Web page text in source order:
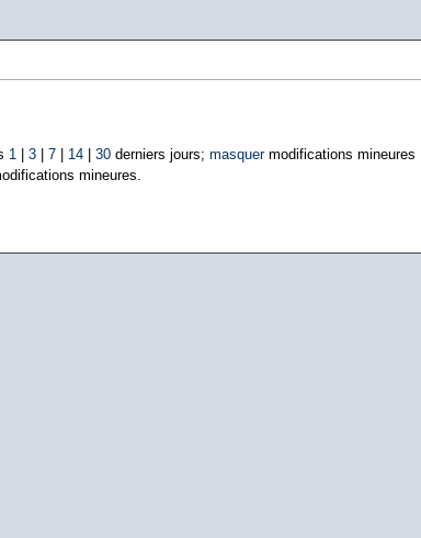
1 3| 7| 14| 30derniers jours; masquermodifications mineures |
mineures.